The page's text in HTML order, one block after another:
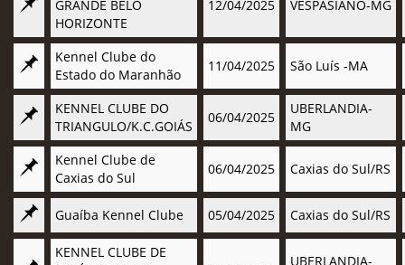
GRANDE BELO
HORIZONTE
12/04/2025 VESPASIANO-MG
Kennel Clube do
Estado do Maranhão
11/04/2025 São Luís -MA
KENNEL CLUBE DO
TRIANGULO/K.C.GOIÁS
06/04/2025
UBERLANDIA-
MG
Kennel Clube de
Caxias do Sul
06/04/2025 Caxias do Sul/RS
Guaíba Kennel Clube 05/04/2025 Caxias do Sul/RS
KENNEL CLUBE DE
UBERLANDIA-